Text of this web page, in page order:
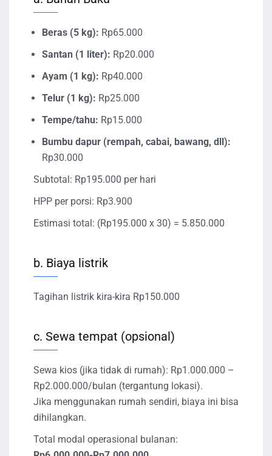
Beras (5 kg): Rp65.000
Santan (1 liter): Rp20.000
Ayam (1 kg): Rp40.000
Telur (1 kg): Rp25.000
Tempe/tahu: Rp15.000
Bumbu dapur (rempah, cabai, bawang, dll):
Rp30.000
Subtotal: Rp195.000 per hari
HPP per porsi: Rp3.900
Estimasi total: (Rp195.000 x 30) = 5.850.000
b. Biaya listrik
Tagihan listrik kira-kira Rp150.000
c. Sewa tempat (opsional)
Sewa kios (jika tidak di rumah): Rp1.000.000 –
Rp2.000.000/bulan (tergantung lokasi).
Jika menggunakan rumah sendiri, biaya ini bisa
dihilangkan.
Total modal operasional bulanan: